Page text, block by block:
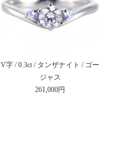
V字 / 0.3ct / タンザナイト / ゴー
ジャス
261,000円